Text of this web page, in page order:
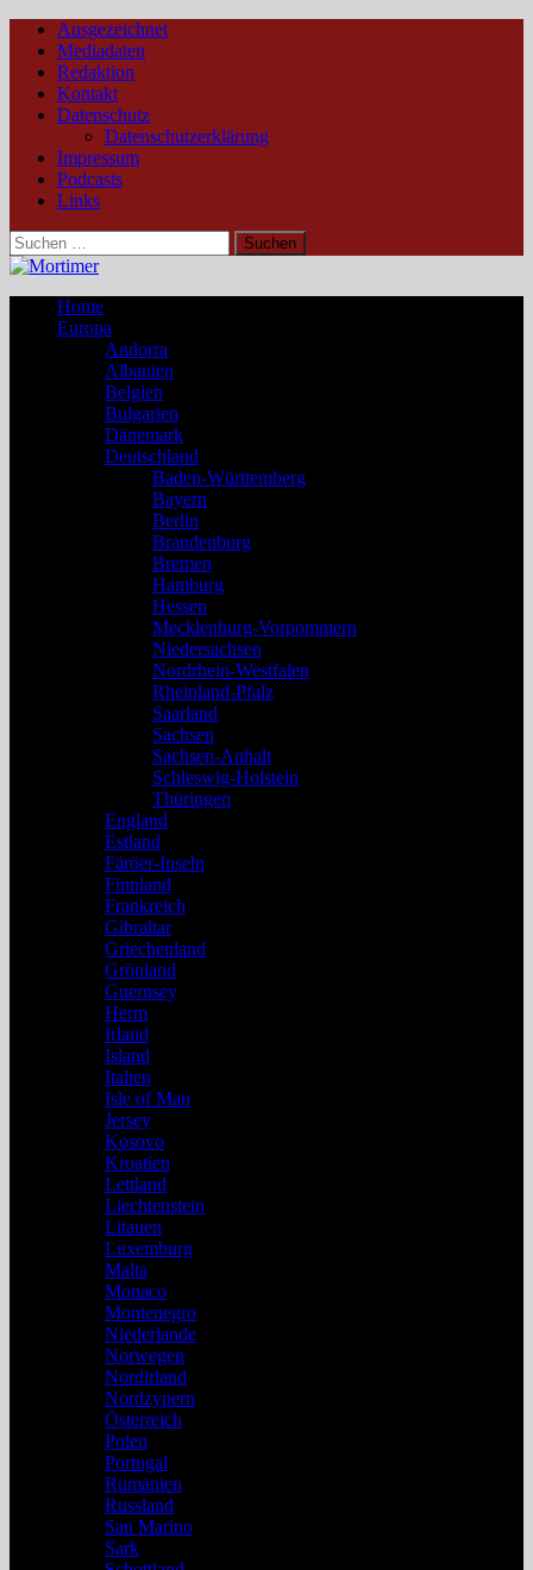
Ausgezeichnet
Mediadaten
Redaktion
Kontakt
Datenschutz
Datenschutzerklärung
Impressum
Podcasts
Links
Suchen
nach:
Home
Europa
Andorra
Albanien
Belgien
Bulgarien
Dänemark
Deutschland
Baden-Württemberg
Bayern
Berlin
Brandenburg
Bremen
Hamburg
Hessen
Mecklenburg-Vorpommern
Niedersachsen
Nordrhein-Westfalen
Rheinland-Pfalz
Saarland
Sachsen
Sachsen-Anhalt
Schleswig-Holstein
Thüringen
England
Estland
Färöer-Inseln
Finnland
Frankreich
Gibraltar
Griechenland
Grönland
Guernsey
Herm
Irland
Island
Italien
Isle of Man
Jersey
Kosovo
Kroatien
Lettland
Liechtenstein
Litauen
Luxemburg
Malta
Monaco
Montenegro
Niederlande
Norwegen
Nordirland
Nordzypern
Österreich
Polen
Portugal
Rumänien
Russland
San Marino
Sark